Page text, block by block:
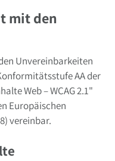
mit den
Unvereinbarkeiten
AA der
Web – WCAG 2.1"
Europäischen
vereinbar.